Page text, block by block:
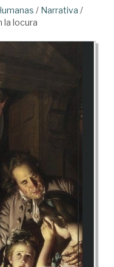
/ Narrativa /
la locura